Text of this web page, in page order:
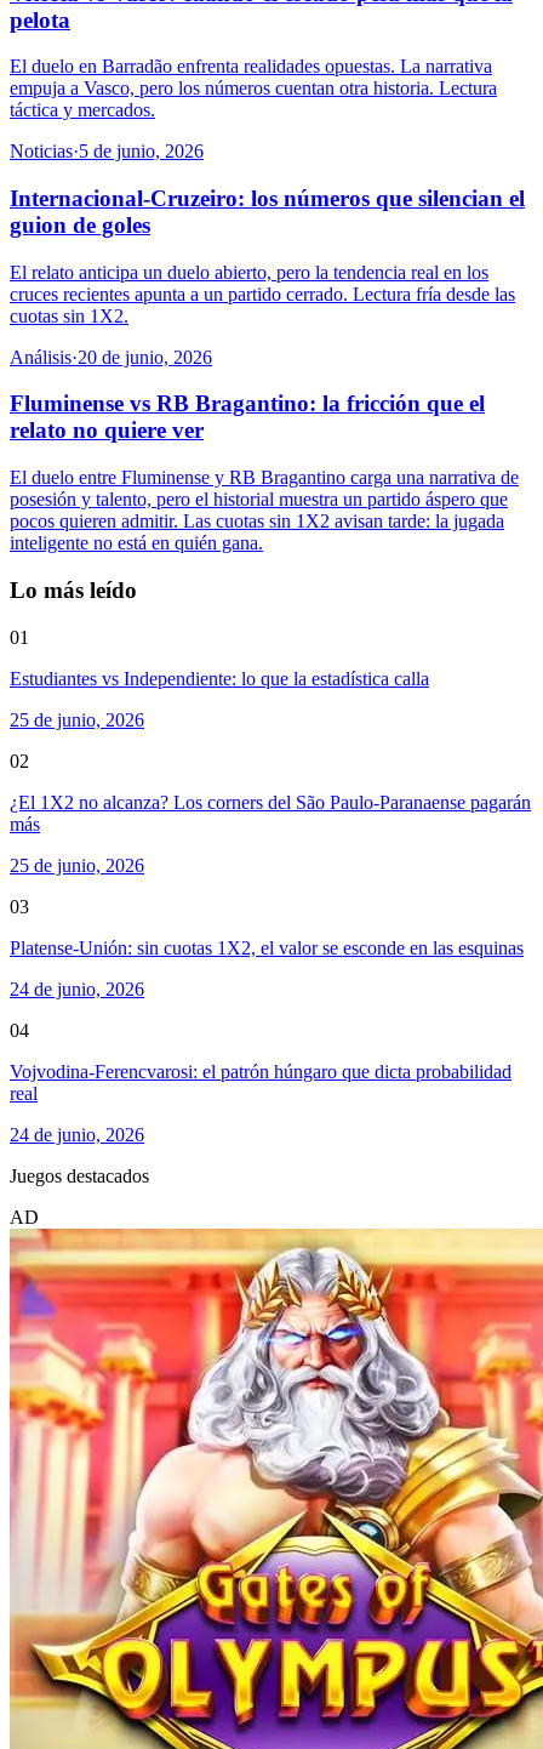
pelota
El duelo en Barradão enfrenta realidades opuestas. La narrativa
empuja a Vasco, pero los números cuentan otra historia. Lectura
táctica y mercados.
Noticias·5 de junio, 2026
Internacional-Cruzeiro: los números que silencian el
guion de goles
El relato anticipa un duelo abierto, pero la tendencia real en los
cruces recientes apunta a un partido cerrado. Lectura fría desde las
cuotas sin 1X2.
Análisis·20 de junio, 2026
Fluminense vs RB Bragantino: la fricción que el
relato no quiere ver
El duelo entre Fluminense y RB Bragantino carga una narrativa de
posesión y talento, pero el historial muestra un partido áspero que
pocos quieren admitir. Las cuotas sin 1X2 avisan tarde: la jugada
inteligente no está en quién gana.
Lo más leído
01
Estudiantes vs Independiente: lo que la estadística calla
25 de junio, 2026
02
¿El 1X2 no alcanza? Los corners del São Paulo-Paranaense pagarán
más
25 de junio, 2026
03
Platense-Unión: sin cuotas 1X2, el valor se esconde en las esquinas
24 de junio, 2026
04
Vojvodina-Ferencvarosi: el patrón húngaro que dicta probabilidad
real
24 de junio, 2026
Juegos destacados
AD